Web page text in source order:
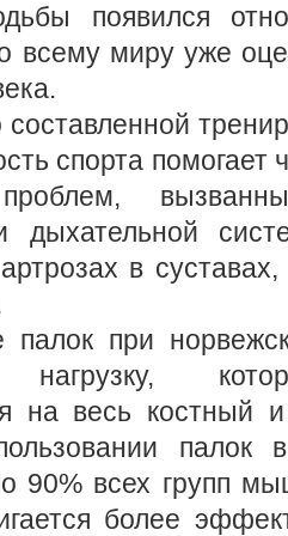
появился
всему миру уже
спорта помогает
дыхательной
в
палок при
нагрузку,
на весь костный
палок
90% всех групп
более